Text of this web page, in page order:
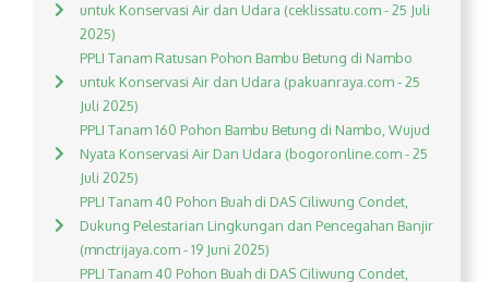
untuk Konservasi Air dan Udara (ceklissatu.com - 25 Juli
2025)
PPLI Tanam Ratusan Pohon Bambu Betung di Nambo
untuk Konservasi Air dan Udara (pakuanraya.com - 25
Juli 2025)
PPLI Tanam 160 Pohon Bambu Betung di Nambo, Wujud
Nyata Konservasi Air Dan Udara (bogoronline.com - 25
Juli 2025)
PPLI Tanam 40 Pohon Buah di DAS Ciliwung Condet,
Dukung Pelestarian Lingkungan dan Pencegahan Banjir
(mnctrijaya.com - 19 Juni 2025)
PPLI Tanam 40 Pohon Buah di DAS Ciliwung Condet,